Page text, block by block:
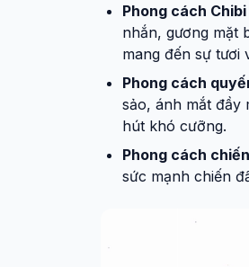
Phong cách
nhắn, gương mặt
mang đến sự tươi
Phong cách
sảo, ánh mắt đầy
hút khó cưỡng.
Phong cách
sức mạnh chiến